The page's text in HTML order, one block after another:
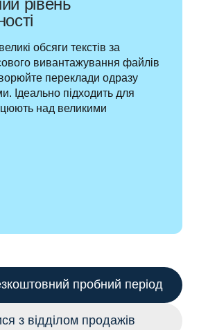
рівень
обсяги текстів за
вивантажування файлів
переклади одразу
Ідеально підходить для
над великими
пробний період
з відділом продажів